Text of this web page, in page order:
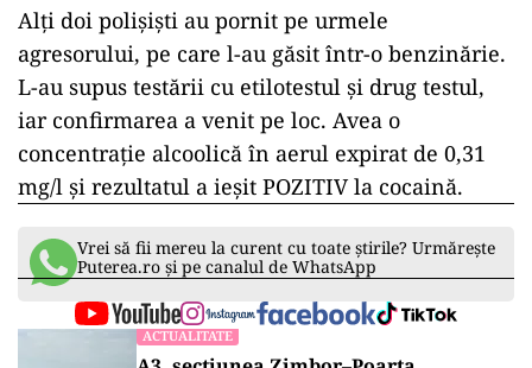
Alți doi polișiști au pornit pe urmele
agresorului, pe care l-au găsit într-o benzinărie.
L-au supus testării cu etilotestul și drug testul,
iar confirmarea a venit pe loc. Avea o
concentrație alcoolică în aerul expirat de 0,31
mg/l și rezultatul a ieșit POZITIV la cocaină.
Vrei să fii mereu la curent cu toate știrile? Urmărește
Puterea.ro și pe canalul de WhatsApp
ACTUALITATE